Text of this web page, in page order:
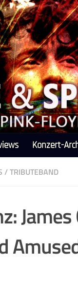
Konzert-
/TRIBUTEBAND